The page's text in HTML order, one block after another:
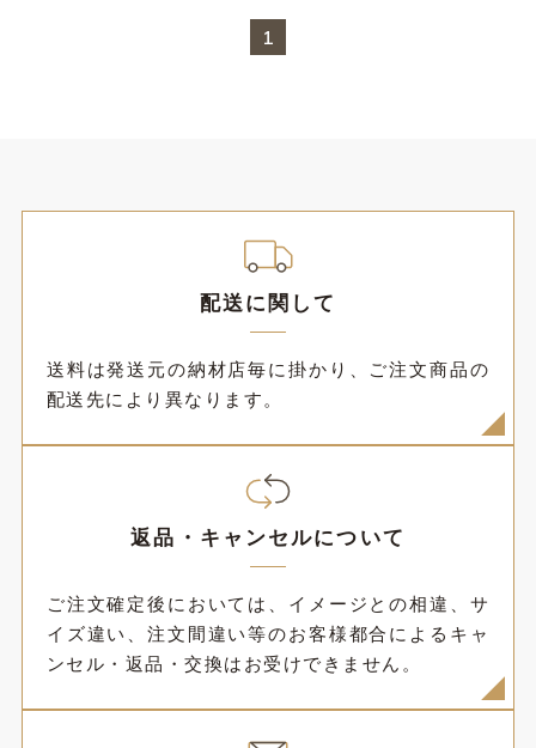
1
配送に関して
送料は発送元の納材店毎に掛かり、ご注文商品の
配送先により異なります。
返品・キャンセルについて
ご注文確定後においては、イメージとの相違、サ
イズ違い、注文間違い等のお客様都合によるキャ
ンセル・返品・交換はお受けできません。